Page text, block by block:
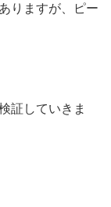
りますが、ピー
証していきま